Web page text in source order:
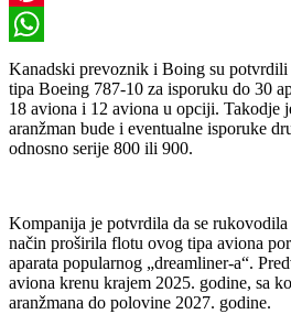
Pinterest
WhatsApp
Kanadski prevoznik i Boing su potvrdili
tipa Boeing 787-10 za isporuku do 30
18 aviona i 12 aviona u opciji. Takodje
aranžman bude i eventualne isporuke
odnosno serije 800 ili 900.
Kompanija je potvrdila da se
način proširila flotu ovog tipa aviona
aparata popularnog „dreamliner-a“.
aviona krenu krajem 2025. godine, sa
aranžmana do polovine 2027. godine.